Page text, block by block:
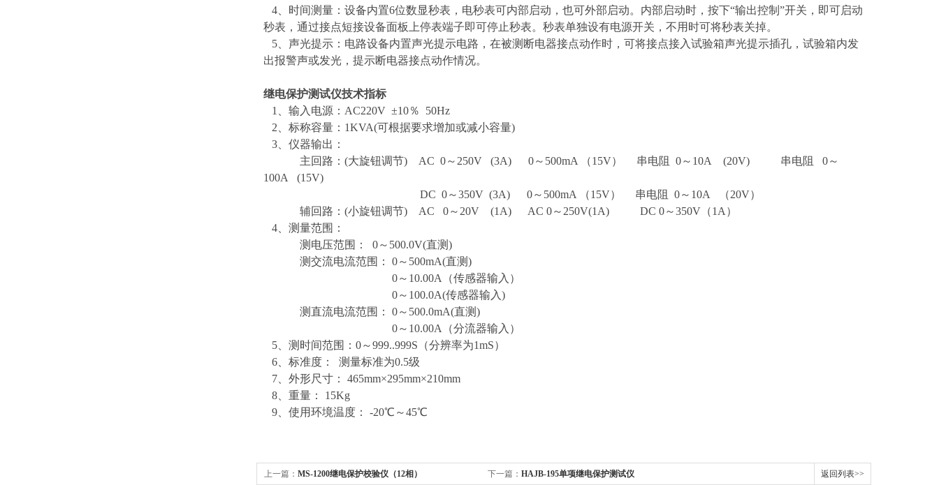
4、时间测量：设备内置6位数显秒表，电秒表可内部启动，也可外部启动。内部启动时，按下“输出控制”开关，即可启动
秒表，通过接点短接设备面板上停表端子即可停止秒表。秒表单独设有电源开关，不用时可将秒表关掉。
5、声光提示：电路设备内置声光提示电路，在被测断电器接点动作时，可将接点接入试验箱声光提示插孔，试验箱内发
出报警声或发光，提示断电器接点动作情况。
继电保护测试仪技术指标
1、输入电源：AC220V ±10％ 50Hz
2、标称容量：1KVA(可根据要求增加或减小容量)
3、仪器输出：
主回路：(大旋钮调节) AC 0～250V (3A) 0～500mA （15V） 串电阻 0～10A (20V) 串电阻 0～
100A (15V)
DC 0～350V (3A) 0～500mA （15V） 串电阻 0～10A （20V）
辅回路：(小旋钮调节) AC 0～20V (1A) AC 0～250V(1A) DC 0～350V（1A）
4、测量范围：
测电压范围： 0～500.0V(直测)
测交流电流范围： 0～500mA(直测)
0～10.00A（传感器输入）
0～100.0A(传感器输入)
测直流电流范围： 0～500.0mA(直测)
0～10.00A（分流器输入）
5、测时间范围：0～999..999S（分辨率为1mS）
6、标准度： 测量标准为0.5级
7、外形尺寸： 465mm×295mm×210mm
8、重量： 15Kg
9、使用环境温度： -20℃～45℃
上一篇： MS-1200继电保护校验仪（12相） 下一篇： HAJB-195单项继电保护测试仪 返回列表>>